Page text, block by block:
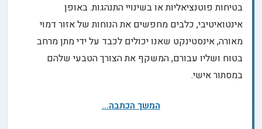
בטיחות פוטנציאליות או בשינויי התנהגות. באופן
אינטואיטיבי, כלבים מחפשים את הנוחות של אזור דמוי
מאורה, אינסטינקט שאנו יכולים לכבד על ידי מתן מרחב
בטוח ושליו עבורם, המשקף את הצורך הטבעי שלהם
במסתור אישי.
המשך הכתבה...